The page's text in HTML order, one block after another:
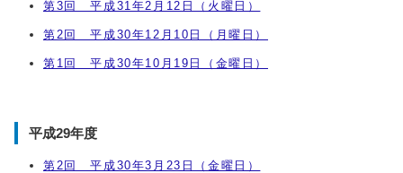
第3回 平成31年2月12日（火曜日）
第2回 平成30年12月10日（月曜日）
第1回 平成30年10月19日（金曜日）
平成29年度
第2回 平成30年3月23日（金曜日）